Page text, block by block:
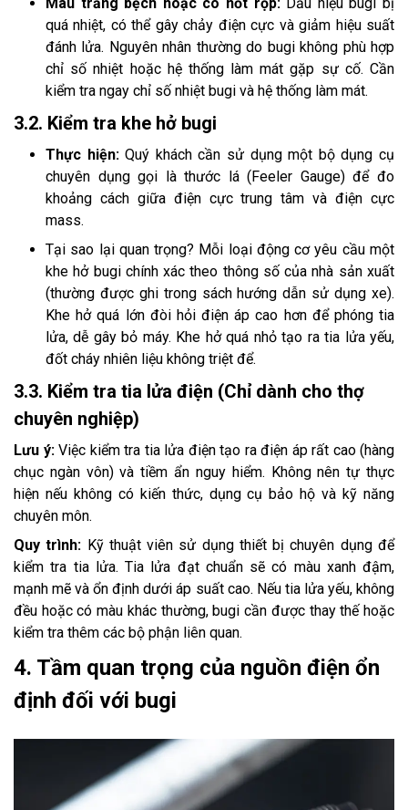
quá nhiệt, có thể gây chảy điện cực và giảm hiệu suất
đánh lửa. Nguyên nhân thường do bugi không phù hợp
chỉ số nhiệt hoặc hệ thống làm mát gặp sự cố. Cần
kiểm tra ngay chỉ số nhiệt bugi và hệ thống làm mát.
3.2. Kiểm tra khe hở bugi
Thực hiện:Quý khách cần sử dụng một bộ dụng cụ
chuyên dụng gọi là thước lá (Feeler Gauge) để đo
khoảng cách giữa điện cực trung tâm và điện cực
mass.
Tại sao lại quan trọng? Mỗi loại động cơ yêu cầu một
khe hở bugi chính xác theo thông số của nhà sản xuất
(thường được ghi trong sách hướng dẫn sử dụng xe).
Khe hở quá lớn đòi hỏi điện áp cao hơn để phóng tia
lửa, dễ gây bỏ máy. Khe hở quá nhỏ tạo ra tia lửa yếu,
đốt cháy nhiên liệu không triệt để.
3.3. Kiểm tra tia lửa điện (Chỉ dành cho thợ
chuyên nghiệp)
Lưu ý:Việc kiểm tra tia lửa điện tạo ra điện áp rất cao (hàng
chục ngàn vôn) và tiềm ẩn nguy hiểm. Không nên tự thực
hiện nếu không có kiến thức, dụng cụ bảo hộ và kỹ năng
chuyên môn.
Quy trình: Kỹ thuật viên sử dụng thiết bị chuyên dụng để
kiểm tra tia lửa. Tia lửa đạt chuẩn sẽ có màu xanh đậm,
mạnh mẽ và ổn định dưới áp suất cao. Nếu tia lửa yếu, không
đều hoặc có màu khác thường, bugi cần được thay thế hoặc
kiểm tra thêm các bộ phận liên quan.
4. Tầm quan trọng của nguồn điện ổn
định đối với bugi